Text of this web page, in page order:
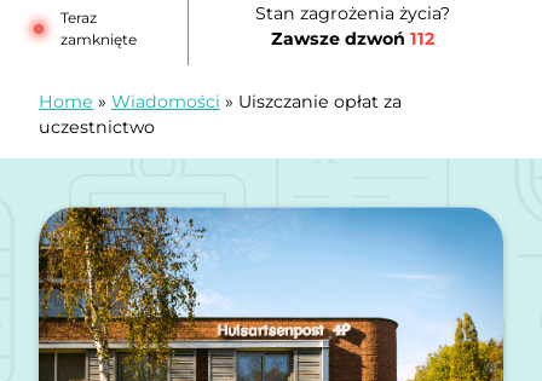
Teraz
zamknięte
Stan zagrożenia życia?
Zawsze dzwoń 112
Home » Wiadomości » Uiszczanie opłat za
uczestnictwo